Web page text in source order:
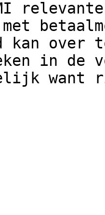
kan over
in de